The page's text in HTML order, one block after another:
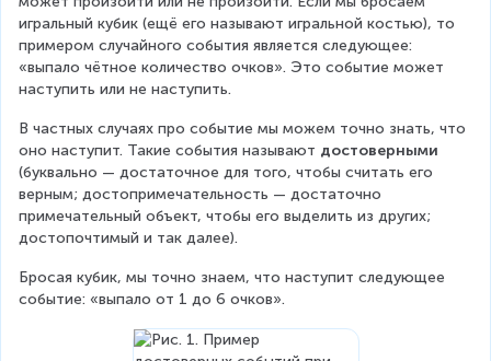
игральный кубик (ещё его называют игральной костью), то
примером случайного события является следующее:
«выпало чётное количество очков». Это событие может
наступить или не наступить.
В частных случаях про событие мы можем точно знать, что
оно наступит. Такие события называют достоверными
(буквально — достаточное для того, чтобы считать его
верным; достопримечательность — достаточно
примечательный объект, чтобы его выделить из других;
достопочтимый и так далее).
Бросая кубик, мы точно знаем, что наступит следующее
событие: «выпало от 1 до 6 очков».